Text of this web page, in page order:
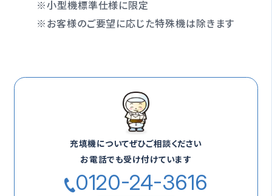
※小型機標準仕様に限定
※お客様のご要望に応じた特殊機は除きます
充填機についてぜひご相談ください
お電話でも受け付けています
0120-24-3616